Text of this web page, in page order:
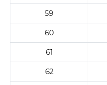
59
60
61
62